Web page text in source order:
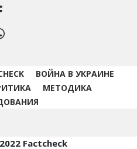
ВОЙНА В УКРАИНЕ
МЕТОДИКА
Factcheck